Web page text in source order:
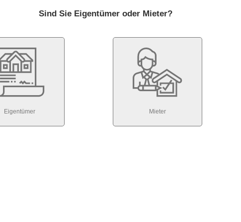
Sind Sie Eigentümer oder Mieter?
Eigentümer Mieter